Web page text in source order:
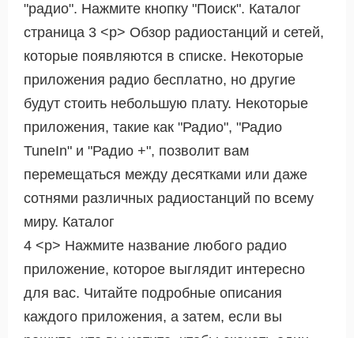
"радио". Нажмите кнопку "Поиск". Каталог
страница 3 <р> Обзор радиостанций и сетей,
которые появляются в списке. Некоторые
приложения радио бесплатно, но другие
будут стоить небольшую плату. Некоторые
приложения, такие как "Радио", "Радио
TuneIn" и "Радио +", позволит вам
перемещаться между десятками или даже
сотнями различных радиостанций по всему
миру. Каталог
4 <р> Нажмите название любого радио
приложение, которое выглядит интересно
для вас. Читайте подробные описания
каждого приложения, а затем, если вы